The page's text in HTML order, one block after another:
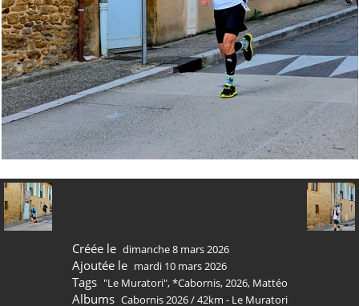
Créée le dimanche 8 mars 2026
Ajoutée le mardi 10 mars 2026
Tags "Le Muratori",*Cabornis,2026, Mattéo
Albums Cabornis 2026/42km - Le Muratori